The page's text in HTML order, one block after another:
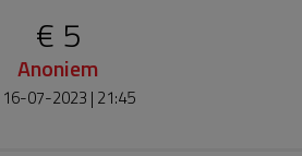
€ 5
Anoniem
16-07-2023 | 21:45